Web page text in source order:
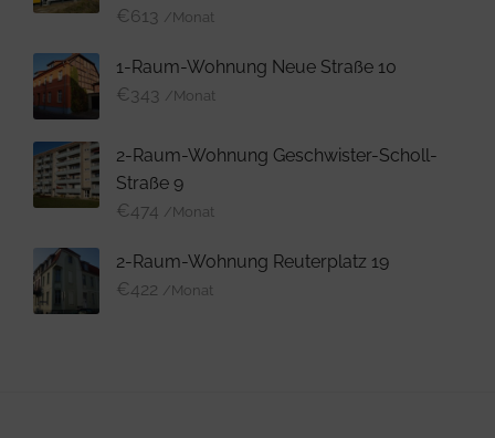
€613 /Monat
1-Raum-Wohnung Neue Straße 10
€343 /Monat
2-Raum-Wohnung Geschwister-Scholl-
Straße 9
€474 /Monat
2-Raum-Wohnung Reuterplatz 19
€422 /Monat